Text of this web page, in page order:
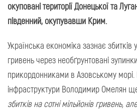
окуповані території Донецької та
південний, окупувавши Крим.
Українська економіка зазнає збитків
гривень через необґрунтовані
прикордонниками в Азовському морі.
інфраструктури Володимир Омелян
збитків на сотні мільйонів гривень,